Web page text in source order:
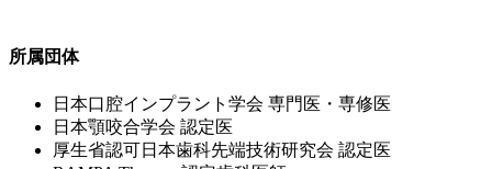
所属団体
⽇本⼝腔インプラント学会 専⾨医・専修医
⽇本顎咬合学会 認定医
厚⽣省認可⽇本⻭科先端技術研究会 認定医